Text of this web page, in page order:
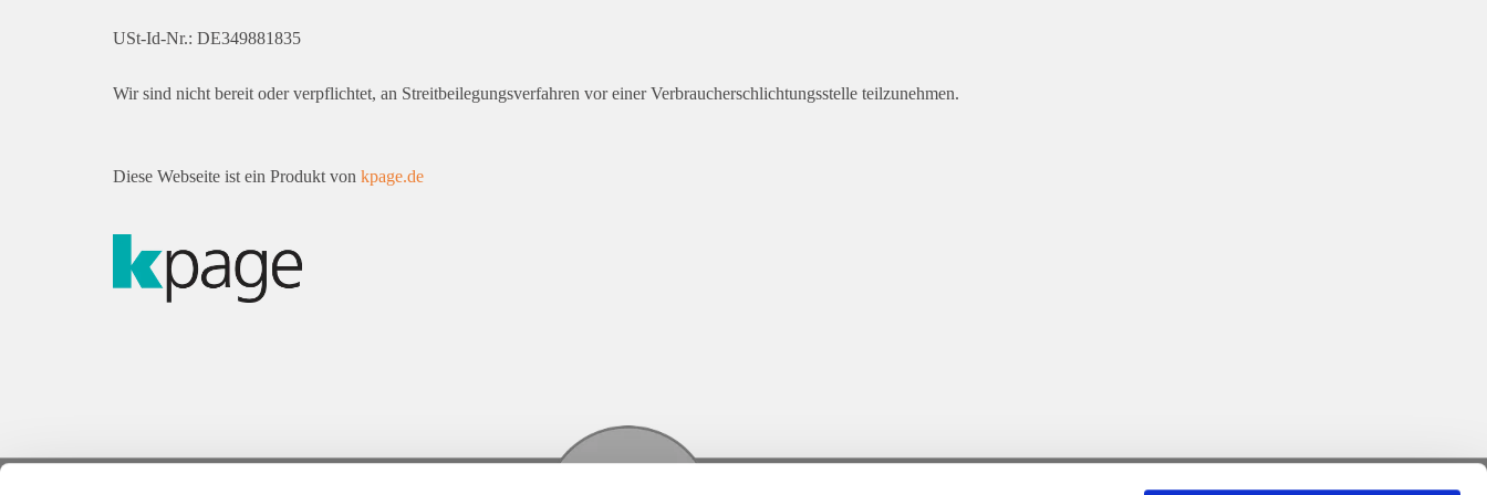
USt-Id-Nr.: DE349881835
Wir sind nicht bereit oder verpflichtet, an Streitbeilegungsverfahren vor einer Verbraucherschlichtungsstelle teilzunehmen.
Diese Webseite ist ein Produkt von kpage.de